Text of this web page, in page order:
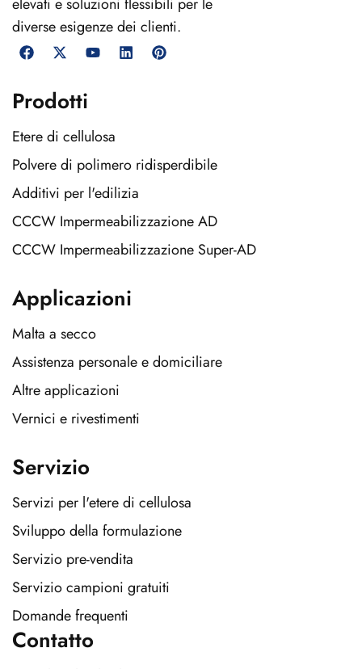
elevati e soluzioni flessibili per le
diverse esigenze dei clienti.
Prodotti
Etere di cellulosa
Polvere di polimero ridisperdibile
Additivi per l'edilizia
CCCW Impermeabilizzazione AD
CCCW Impermeabilizzazione Super-AD
Applicazioni
Malta a secco
Assistenza personale e domiciliare
Altre applicazioni
Vernici e rivestimenti
Servizio
Servizi per l'etere di cellulosa
Sviluppo della formulazione
Servizio pre-vendita
Servizio campioni gratuiti
Domande frequenti
Contatto